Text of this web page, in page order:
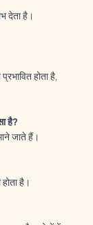
देता है।
होता है,
है?
जाते हैं।
है।